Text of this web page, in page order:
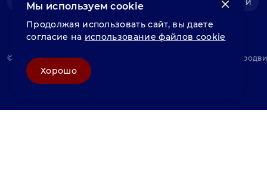
© «Велунд нержавейка» 2025, Разработка и комплексное
Мы используем cookie
Продолжая использовать сайт, вы даете
согласие на использование файлов cookie
Хорошо